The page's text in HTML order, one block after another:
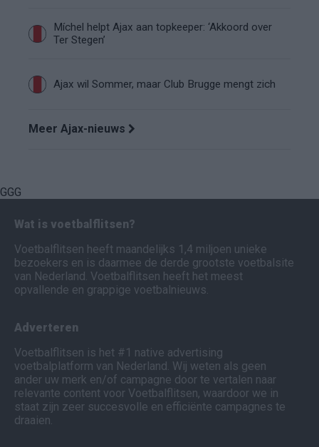
Míchel helpt Ajax aan topkeeper: ‘Akkoord over
Ter Stegen’
Ajax wil Sommer, maar Club Brugge mengt zich
Meer Ajax-nieuws
GGG
Wat is voetbalflitsen?
Voetbalflitsen heeft maandelijks 1,4 miljoen unieke
bezoekers en is daarmee de derde grootste voetbalsite
van Nederland. Voetbalflitsen heeft het meest
opvallende en grappige voetbalnieuws.
Adverteren
Voetbalflitsen is het #1 native advertising
voetbalplatform van Nederland. Wij weten als geen
ander uw merk en/of campagne door te vertalen naar
relevante content voor Voetbalflitsen, waardoor we in
staat zijn zeer succesvolle en efficiënte campagnes te
draaien.